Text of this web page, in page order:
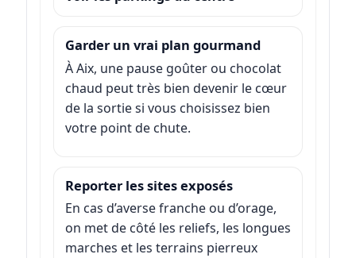
Garder un vrai plan gourmand
À Aix, une pause goûter ou chocolat
chaud peut très bien devenir le cœur
de la sortie si vous choisissez bien
votre point de chute.
Reporter les sites exposés
En cas d’averse franche ou d’orage,
on met de côté les reliefs, les longues
marches et les terrains pierreux